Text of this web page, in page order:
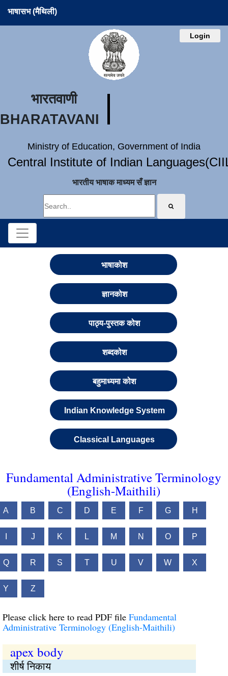
भाषासभ (मैथिली)
Login
भारतवाणी
BHARATAVANI
Ministry of Education, Government of India
Central Institute of Indian
भारतीय भाषाक माध्यम सँ ज्ञान
भाषाकोश
ज्ञानकोश
पाठ्य-पुस्तक कोश
शब्दकोश
बहुमाध्यमा कोश
Indian Knowledge System
Classical Languages
Fundamental Administrative Terminology
(English-Maithili)
A B C D E F G H
J K L M N O P
Q R S T U V W X
Y Z
Please click here to read PDF file Fundamental
Administrative Terminology (English-Maithili)
apex body
शीर्ष निकाय